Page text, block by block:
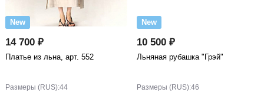
New
14 700 ₽
Платье из льна, арт. 552
Размеры (RUS):44
New
10 500 ₽
Льняная рубашка "Грэй"
Размеры (RUS):46